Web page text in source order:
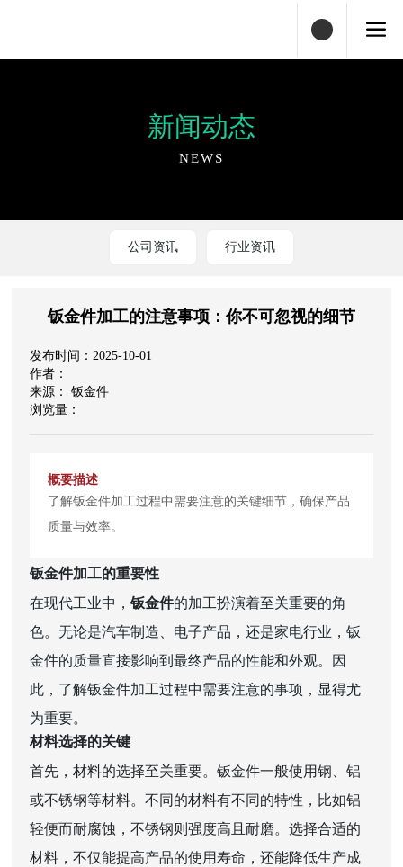
新闻动态
NEWS
公司资讯 行业资讯
钣金件加工的注意事项：你不可忽视的细节
2025-10-01
钣金件
了解钣金件加工过程中需要注意的关键细节，确保产品
质量与效率。
钣金件加工的重要性
在现代工业中，钣金件的加工扮演着至关重要的角
色。无论是汽车制造、电子产品，还是家电行业，钣
金件的质量直接影响到最终产品的性能和外观。因
此，了解钣金件加工过程中需要注意的事项，显得尤
为重要。
材料选择的关键
首先，材料的选择至关重要。钣金件一般使用钢、铝
或不锈钢等材料。不同的材料有不同的特性，比如铝
轻便而耐腐蚀，不锈钢则强度高且耐磨。选择合适的
材料，不仅能提高产品的使用寿命，还能降低生产成